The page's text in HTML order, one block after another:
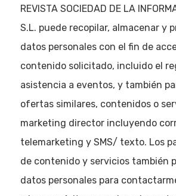
REVISTA SOCIEDAD DE LA
S.L. puede recopilar, almacenar y
datos personales con el fin de
contenido solicitado, incluido el
asistencia a eventos, y también
ofertas similares, contenidos o
marketing director incluyendo
telemarketing y SMS/ texto. Los
de contenido y servicios también
datos personales para